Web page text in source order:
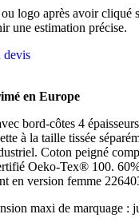
logo après avoir cliqué
une estimation précise.
devis
en Europe
bord-côtes 4
à la taille tissée
Coton peigné
Oeko-Tex® 100.
en version femme
maxi de marquage :